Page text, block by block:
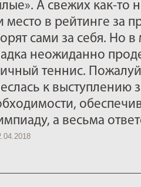
А свежих как-то
место в рейтинге за
сами за себя. Но
неожиданно
теннис.
к выступлению
а весьма